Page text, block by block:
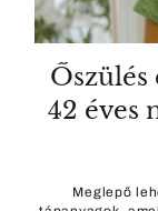
Őszülés
42 éves
Meglepő